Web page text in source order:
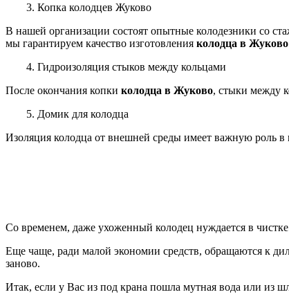
3. Копка колодцев Жуково
В нашей организации состоят опытные колодезники со
мы гарантируем качество изготовления колодца в Жуково
4. Гидроизоляция стыков между кольцами
После окончания копки колодца в Жуково, стыки между
5. Домик для колодца
Изоляция колодца от внешней среды имеет важную роль в
Со временем, даже ухоженный колодец нуждается в
Еще чаще, ради малой экономии средств, обращаются к
заново.
Итак, если у Вас из под крана пошла мутная вода или из